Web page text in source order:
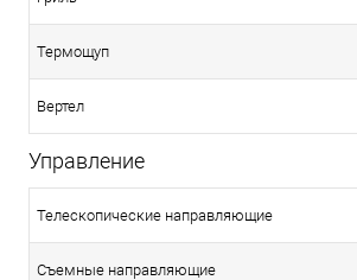
Термощуп
Вертел
Управление
Телескопические направляющие
Съемные направляющие